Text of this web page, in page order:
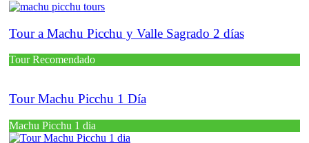
Tour a Machu Picchu y Valle Sagrado 2 días
Tour Recomendado
Tour Machu Picchu 1 Día
Machu Picchu 1 dia